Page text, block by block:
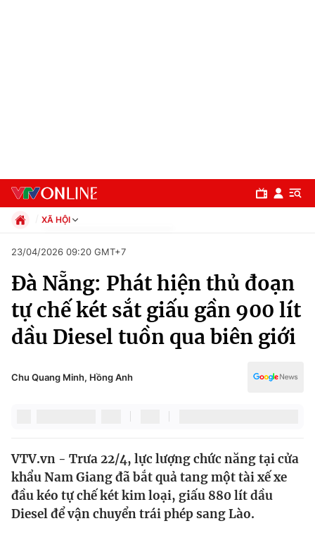
Chuyên mục
Chính trị
Thế giới
Tin tức
XÃ HỘI
Xã hội
Pháp luật
Kinh tế
Thể thao
Truyền hình
Đời sống
23/04/2026 09:20 GMT+7
Đà Nẵng: Phát hiện thủ đoạn
tự chế két sắt giấu gần 900 lít
dầu Diesel tuồn qua biên giới
Chu Quang Minh, Hồng Anh
VTV.vn - Trưa 22/4, lực lượng chức năng tại cửa
khẩu Nam Giang đã bắt quả tang một tài xế xe
đầu kéo tự chế két kim loại, giấu 880 lít dầu
Diesel để vận chuyển trái phép sang Lào.